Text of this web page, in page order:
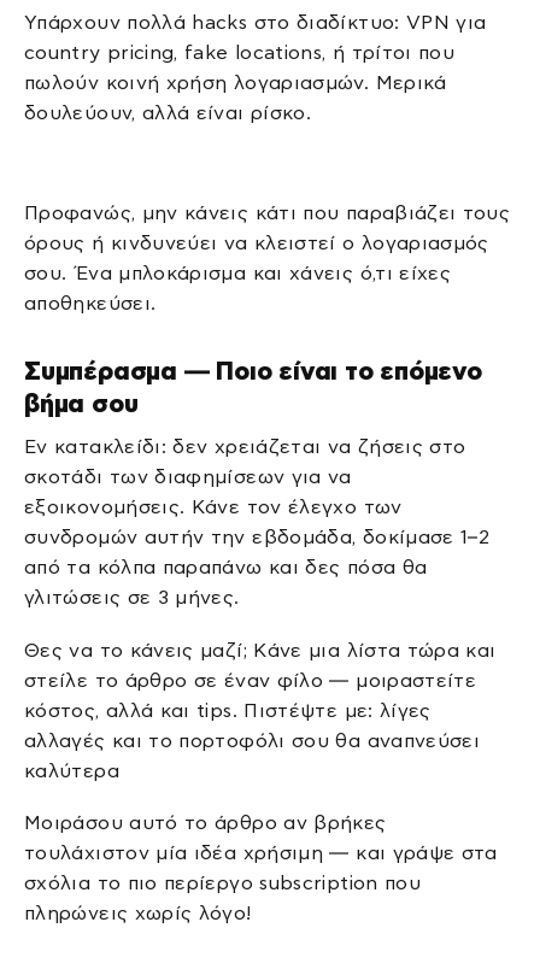
Υπάρχουν πολλά hacks στο διαδίκτυο: VPN για
country pricing, fake locations, ή τρίτοι που
πωλούν κοινή χρήση λογαριασμών. Μερικά
δουλεύουν, αλλά είναι ρίσκο.
Προφανώς, μην κάνεις κάτι που παραβιάζει τους
όρους ή κινδυνεύει να κλειστεί ο λογαριασμός
σου. Ένα μπλοκάρισμα και χάνεις ό,τι είχες
αποθηκεύσει.
Συμπέρασμα — Ποιο είναι το επόμενο
βήμα σου
Εν κατακλείδι: δεν χρειάζεται να ζήσεις στο
σκοτάδι των διαφημίσεων για να
εξοικονομήσεις. Κάνε τον έλεγχο των
συνδρομών αυτήν την εβδομάδα, δοκίμασε 1–2
από τα κόλπα παραπάνω και δες πόσα θα
γλιτώσεις σε 3 μήνες.
Θες να το κάνεις μαζί; Κάνε μια λίστα τώρα και
στείλε το άρθρο σε έναν φίλο — μοιραστείτε
κόστος, αλλά και tips. Πιστέψτε με: λίγες
αλλαγές και το πορτοφόλι σου θα αναπνεύσει
καλύτερα
Μοιράσου αυτό το άρθρο αν βρήκες
τουλάχιστον μία ιδέα χρήσιμη — και γράψε στα
σχόλια το πιο περίεργο subscription που
πληρώνεις χωρίς λόγο!